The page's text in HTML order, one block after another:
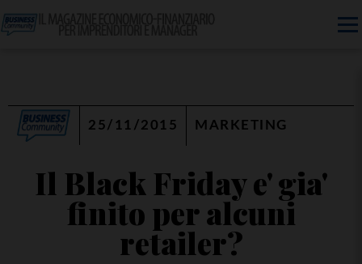
25/11/2015 MARKETING
Il Black Friday e' gia'
finito per alcuni
retailer?